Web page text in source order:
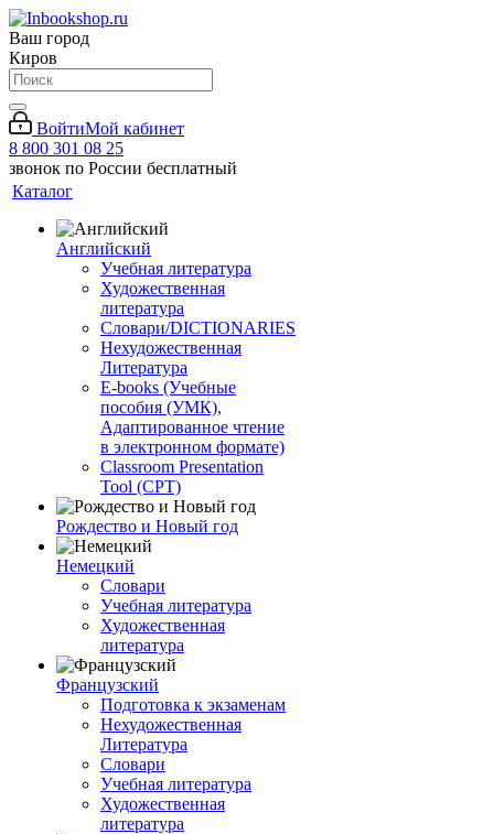
Ваш город
Киров
ВойтиМой кабинет
8 800 301 08 25
звонок по России бесплатный
Каталог
Английский
Учебная литература
Художественная
литература
Словари/DICTIONARIES
Нехудожественная
Литература
E-books (Учебные
пособия (УМК),
Адаптированное чтение
в электронном формате)
Classroom Presentation
Tool (CPT)
Рождество и Новый год
Немецкий
Словари
Учебная литература
Художественная
литература
Французский
Подготовка к экзаменам
Нехудожественная
Литература
Словари
Учебная литература
Художественная
литература